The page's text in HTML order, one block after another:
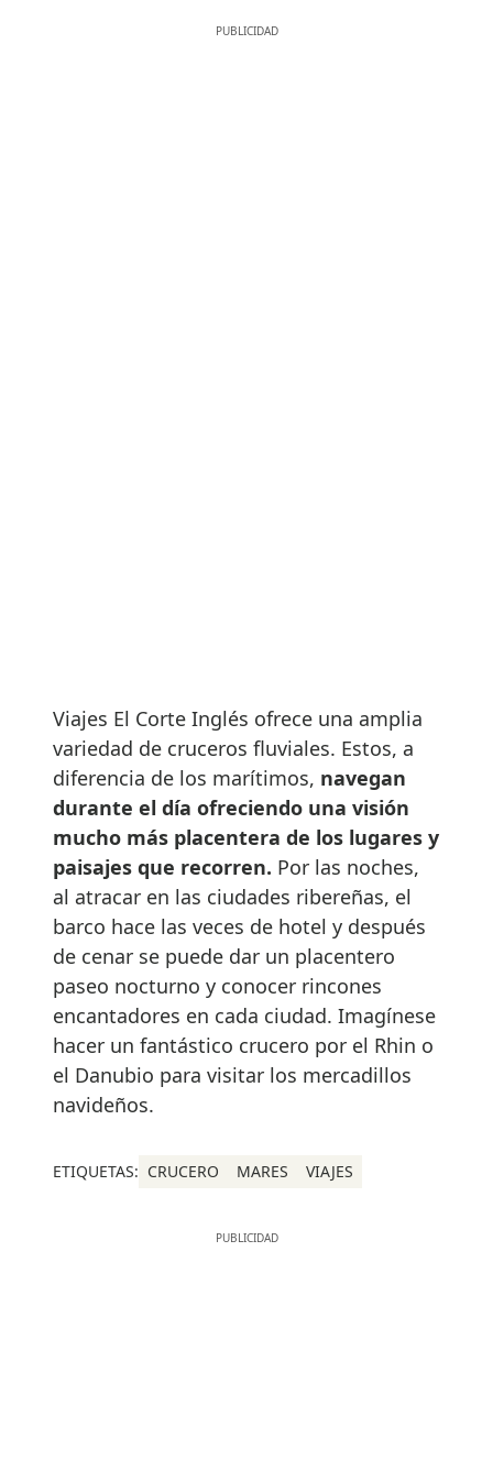
Viajes El Corte Inglés ofrece una amplia
variedad de cruceros fluviales. Estos, a
diferencia de los marítimos, navegan
durante el día ofreciendo una visión
mucho más placentera de los lugares y
paisajes que recorren. Por las noches,
al atracar en las ciudades ribereñas, el
barco hace las veces de hotel y después
de cenar se puede dar un placentero
paseo nocturno y conocer rincones
encantadores en cada ciudad. Imagínese
hacer un fantástico crucero por el Rhin o
el Danubio para visitar los mercadillos
navideños.
ETIQUETAS: CRUCERO MARES VIAJES